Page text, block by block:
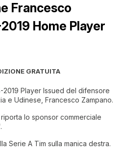
Francesco
Home Player
GRATUITA
2019 Player Issued del difensore
e Udinese, Francesco Zampano.
lo sponsor commerciale
Serie A Tim sulla manica destra.